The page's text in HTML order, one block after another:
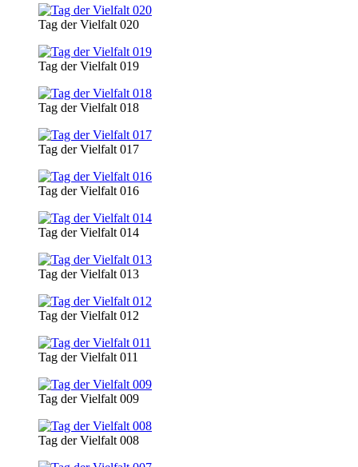
Tag der Vielfalt 020
Tag der Vielfalt 019
Tag der Vielfalt 018
Tag der Vielfalt 017
Tag der Vielfalt 016
Tag der Vielfalt 014
Tag der Vielfalt 013
Tag der Vielfalt 012
Tag der Vielfalt 011
Tag der Vielfalt 009
Tag der Vielfalt 008